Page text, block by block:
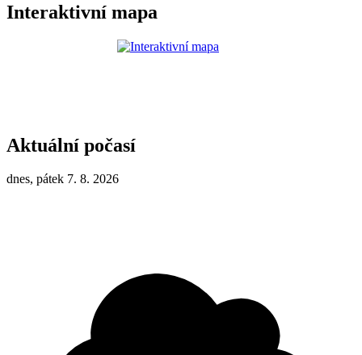
Interaktivní mapa
Aktuální počasí
dnes, pátek 7. 8. 2026